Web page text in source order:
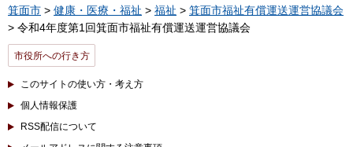
箕面市 > 健康・医療・福祉 > 福祉 > 箕面市福祉有償運送運営協議会
> 令和4年度第1回箕面市福祉有償運送運営協議会
市役所への行き方
このサイトの使い方・考え方
個人情報保護
RSS配信について